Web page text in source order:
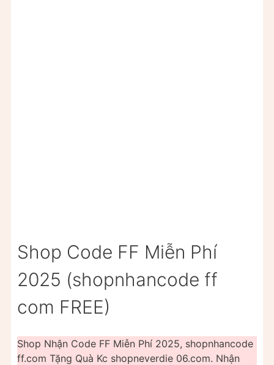
Shop Code FF Miễn Phí
2025 (shopnhancode ff
com FREE)
Shop Nhận Code FF Miễn Phí 2025, shopnhancode
ff.com Tặng Quà Kc shopneverdie 06.com. Nhận